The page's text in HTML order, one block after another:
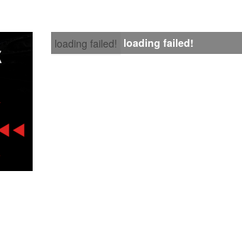
loading failed! loading failed!